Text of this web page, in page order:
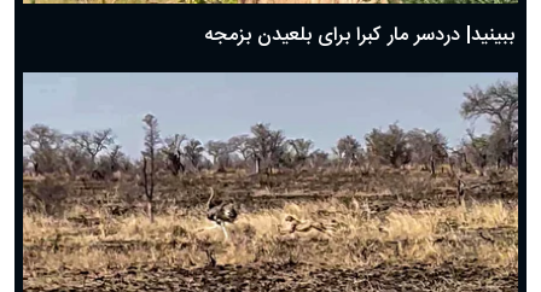
ببینید| دردسر مار کبرا برای بلعیدن بزمجه